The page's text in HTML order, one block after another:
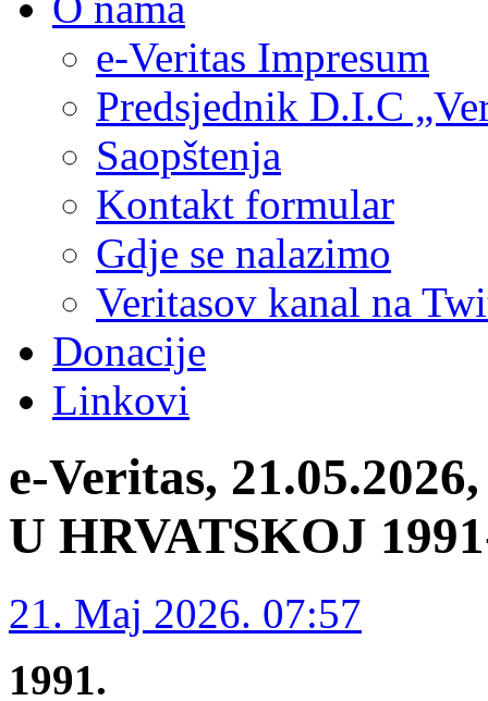
e-Veritas Impresum
Predsjednik D.I.C
Saopštenja
Kontakt formular
Gdje se nalazimo
Veritasov kanal na
Donacije
Linkovi
e-Veritas,
U HRVATSKOJ
21. Maj 2026. 07:57
1991.